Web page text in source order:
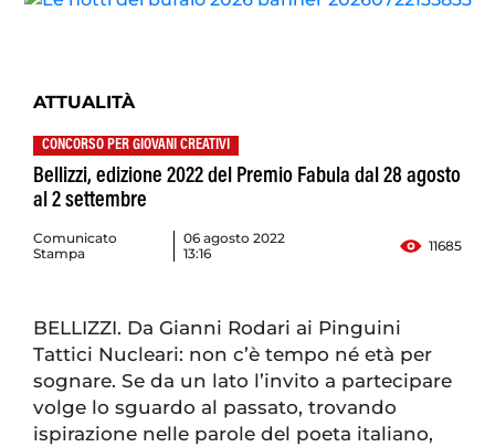
ATTUALITÀ
CONCORSO PER GIOVANI CREATIVI
Bellizzi, edizione 2022 del Premio Fabula dal 28 agosto
al 2 settembre
Comunicato
Stampa
06 agosto 2022
13:16
11685
BELLIZZI. Da Gianni Rodari ai Pinguini
Tattici Nucleari: non c’è tempo né età per
sognare. Se da un lato l’invito a partecipare
volge lo sguardo al passato, trovando
ispirazione nelle parole del poeta italiano,